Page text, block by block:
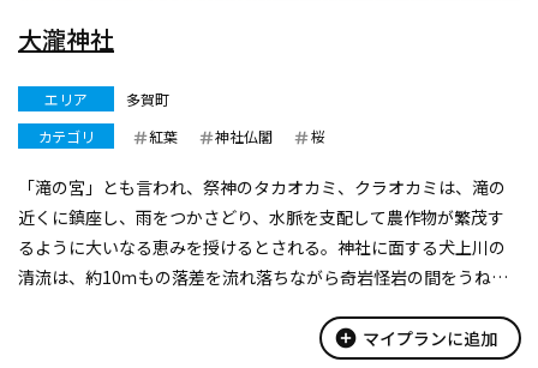
大瀧神社
エリア
多賀町
カテゴリ
紅葉 神社仏閣 桜
「滝の宮」とも言われ、祭神のタカオカミ、クラオカミは、滝の
近くに鎮座し、雨をつかさどり、水脈を支配して農作物が繁茂す
るように大いなる恵みを授けるとされる。神社に面する犬上川の
清流は、約10ｍもの落差を流れ落ちながら奇岩怪岩の間をうねっ
add_circle マイプランに追加